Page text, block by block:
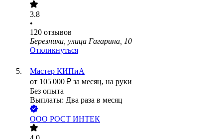
3.8
•
120 отзывов
Березники, улица Гагарина, 10
Откликнуться
Мастер КИПиА
от 105 000 ₽ за месяц, на руки
Без опыта
Выплаты: Два раза в месяц
ООО РОСТ ИНТЕК